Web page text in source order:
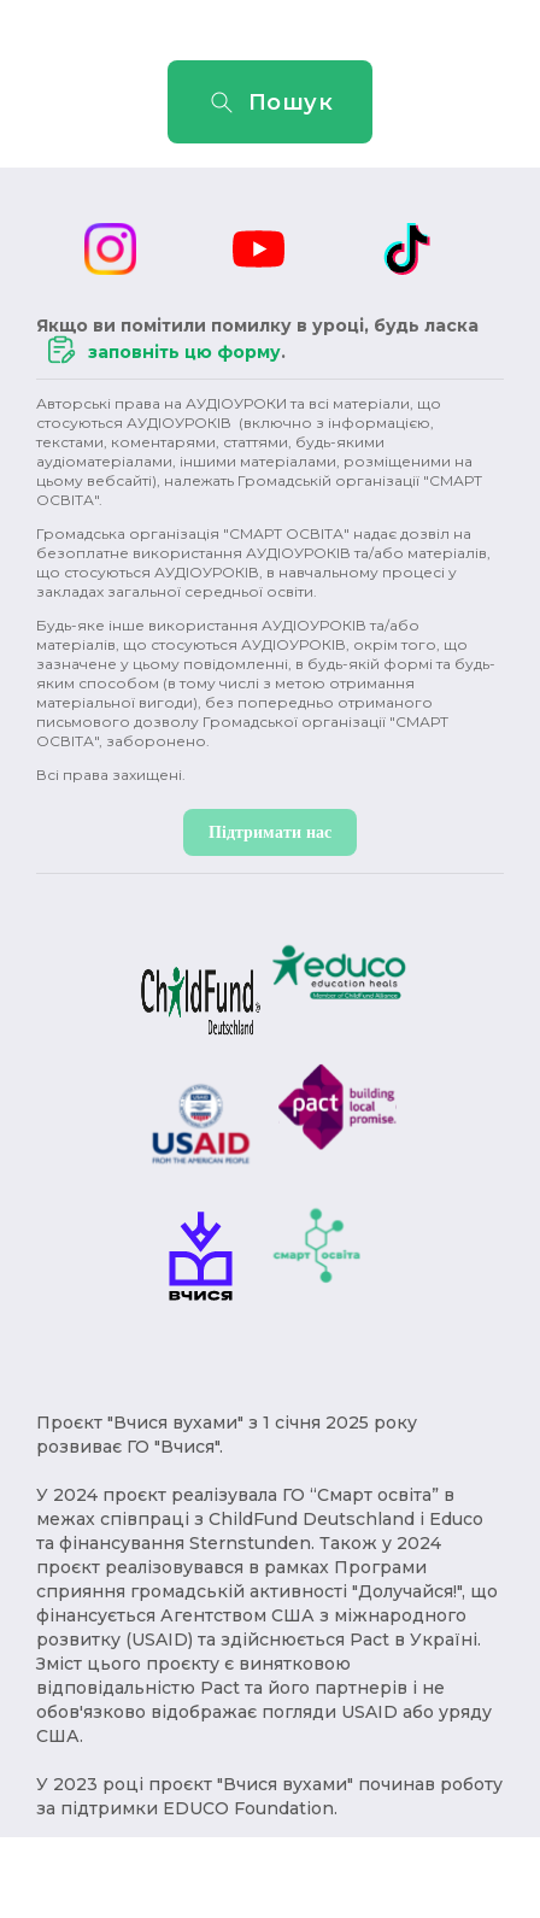
Пошук
Якщо ви помітили помилку в уроці, будь ласка
заповніть цю форму.
Авторські права на АУДІОУРОКИ та всі матеріали, що
стосуються АУДІОУРОКІВ (включно з інформацією,
текстами, коментарями, статтями, будь-якими
аудіоматеріалами, іншими матеріалами, розміщеними на
цьому вебсайті), належать Громадській організації "СМАРТ
ОСВІТА".
Громадська організація "СМАРТ ОСВІТА" надає дозвіл на
безоплатне використання АУДІОУРОКІВ та/або матеріалів,
що стосуються АУДІОУРОКІВ, в навчальному процесі у
закладах загальної середньої освіти.
Будь-яке інше використання АУДІОУРОКІВ та/або
матеріалів, що стосуються АУДІОУРОКІВ, окрім того, що
зазначене у цьому повідомленні, в будь-якій формі та будь-
яким способом (в тому числі з метою отримання
матеріальної вигоди), без попередньо отриманого
письмового дозволу Громадської організації "СМАРТ
ОСВІТА", заборонено.
Всі права захищені.
Підтримати нас
Проєкт "Вчися вухами" з 1 січня 2025 року
розвиває ГО "Вчися".
У 2024 проєкт реалізувала ГО “Смарт освіта” в
межах співпраці з ChildFund Deutschland і Educo
та фінансування Sternstunden. Також у 2024
проєкт реалізовувався в рамках Програми
сприяння громадській активності "Долучайся!", що
фінансується Агентством США з міжнародного
розвитку (USAID) та здійснюється Pact в Україні.
Зміст цього проєкту є винятковою
відповідальністю Pact та його партнерів і не
обов'язково відображає погляди USAID або уряду
США.
У 2023 році проєкт "Вчися вухами" починав роботу
за підтримки EDUCO Foundation.